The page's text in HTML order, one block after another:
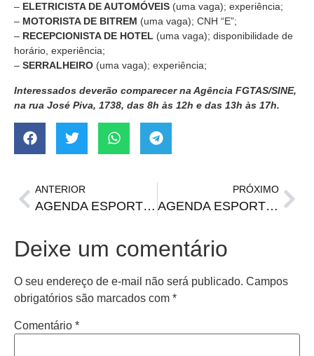
– ELETRICISTA DE AUTOMÓVEIS (uma vaga); experiência;
– MOTORISTA DE BITREM (uma vaga); CNH “E”;
– RECEPCIONISTA DE HOTEL (uma vaga); disponibilidade de
horário, experiência;
– SERRALHEIRO (uma vaga); experiência;
Interessados deverão comparecer na Agência FGTAS/SINE,
na rua José Piva, 1738, das 8h às 12h e das 13h às 17h.
ANTERIOR
AGENDA ESPORTIVA | Jogos da Sul-americana nos dias 15, 16 e 17 de julho
PRÓXIMO
AGENDA ESPORTIVA | Jogos da 15ª rodada do Brasileirão Série A
Deixe um comentário
O seu endereço de e-mail não será publicado. Campos
obrigatórios são marcados com *
Comentário *